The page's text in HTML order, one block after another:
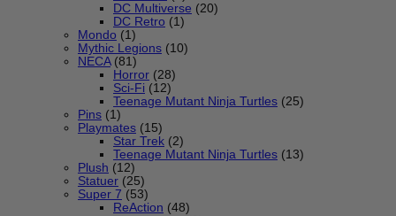
DC Multiverse (20)
DC Retro (1)
Mondo (1)
Mythic Legions (10)
NECA (81)
Horror (28)
Sci-Fi (12)
Teenage Mutant Ninja Turtles (25)
Pins (1)
Playmates (15)
Star Trek (2)
Teenage Mutant Ninja Turtles (13)
Plush (12)
Statuer (25)
Super 7 (53)
ReAction (48)